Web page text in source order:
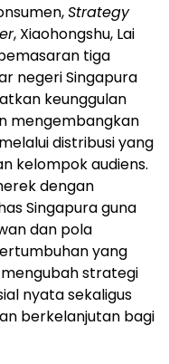
Strategy
, Xiaohongshu, Lai
tiga
negeri Singapura
keunggulan
mengembangkan
distribusi yang
kelompok audiens.
dengan
Singapura guna
dan pola
yang
strategi
nyata sekaligus
berkelanjutan bagi